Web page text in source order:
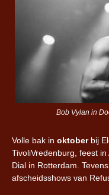
Bob Vylan in
Volle bak in oktoberbij
TivoliVredenburg, feest
Dial in Rotterdam.
afscheidsshows van